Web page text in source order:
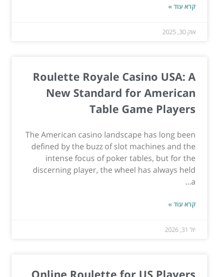
קרא עוד »
אוק 30, 2025
Roulette Royale Casino USA: A
New Standard for American
Table Game Players
The American casino landscape has long been
defined by the buzz of slot machines and the
intense focus of poker tables, but for the
discerning player, the wheel has always held
a...
קרא עוד »
יול 31, 2026